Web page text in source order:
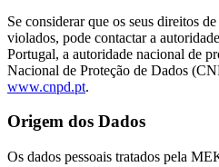
Se considerar que os seus direitos
violados, pode contactar a
Portugal, a autoridade nacional de
Nacional de Proteção de Dados
www.cnpd.pt.
Origem dos Dados
Os dados pessoais tratados pela